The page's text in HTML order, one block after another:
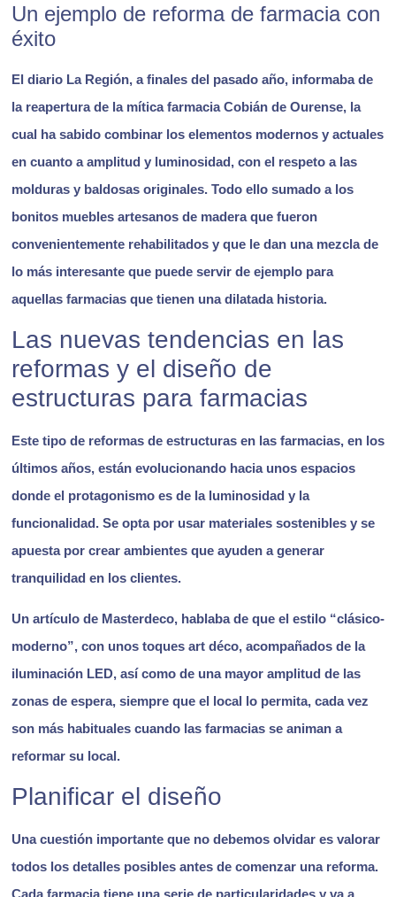
Un ejemplo de reforma de farmacia con
éxito
El diario La Región, a finales del pasado año, informaba de
la reapertura de la mítica farmacia Cobián de Ourense, la
cual ha sabido combinar los elementos modernos y actuales
en cuanto a amplitud y luminosidad, con el respeto a las
molduras y baldosas originales. Todo ello sumado a los
bonitos muebles artesanos de madera que fueron
convenientemente rehabilitados y que le dan una mezcla de
lo más interesante que puede servir de ejemplo para
aquellas farmacias que tienen una dilatada historia.
Las nuevas tendencias en las
reformas y el diseño de
estructuras para farmacias
Este tipo de reformas de estructuras en las farmacias, en los
últimos años, están evolucionando hacia unos espacios
donde el protagonismo es de la luminosidad y la
funcionalidad. Se opta por usar materiales sostenibles y se
apuesta por crear ambientes que ayuden a generar
tranquilidad en los clientes.
Un artículo de Masterdeco, hablaba de que el estilo “clásico-
moderno”, con unos toques art déco, acompañados de la
iluminación LED, así como de una mayor amplitud de las
zonas de espera, siempre que el local lo permita, cada vez
son más habituales cuando las farmacias se animan a
reformar su local.
Planificar el diseño
Una cuestión importante que no debemos olvidar es valorar
todos los detalles posibles antes de comenzar una reforma.
Cada farmacia tiene una serie de particularidades y va a